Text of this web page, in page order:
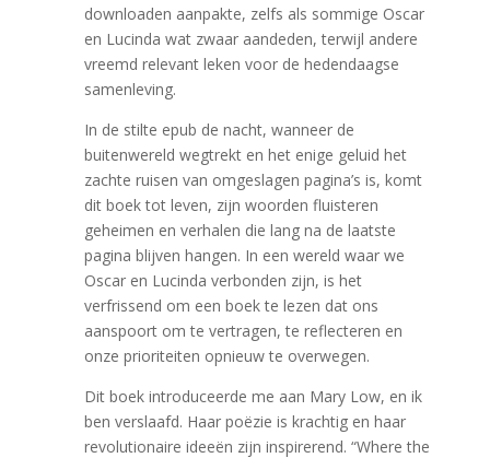
downloaden aanpakte, zelfs als sommige Oscar
en Lucinda wat zwaar aandeden, terwijl andere
vreemd relevant leken voor de hedendaagse
samenleving.
In de stilte epub de nacht, wanneer de
buitenwereld wegtrekt en het enige geluid het
zachte ruisen van omgeslagen pagina’s is, komt
dit boek tot leven, zijn woorden fluisteren
geheimen en verhalen die lang na de laatste
pagina blijven hangen. In een wereld waar we
Oscar en Lucinda verbonden zijn, is het
verfrissend om een boek te lezen dat ons
aanspoort om te vertragen, te reflecteren en
onze prioriteiten opnieuw te overwegen.
Dit boek introduceerde me aan Mary Low, en ik
ben verslaafd. Haar poëzie is krachtig en haar
revolutionaire ideeën zijn inspirerend. “Where the